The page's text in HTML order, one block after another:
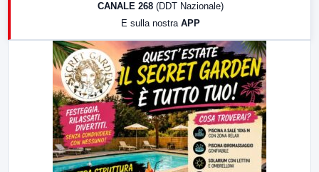
LabNews (replica)
CANALE 268 (DDT Nazionale)
E sulla nostra APP